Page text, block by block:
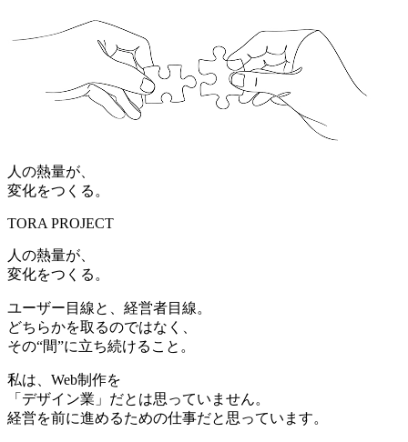
人の熱量が、
変化をつくる。
TORA PROJECT
人の熱量が、
変化をつくる。
ユーザー目線と、経営者目線。
どちらかを取るのではなく、
その“間”に立ち続けること。
私は、Web制作を
「デザイン業」だとは思っていません。
経営を前に進めるための仕事だと思っています。